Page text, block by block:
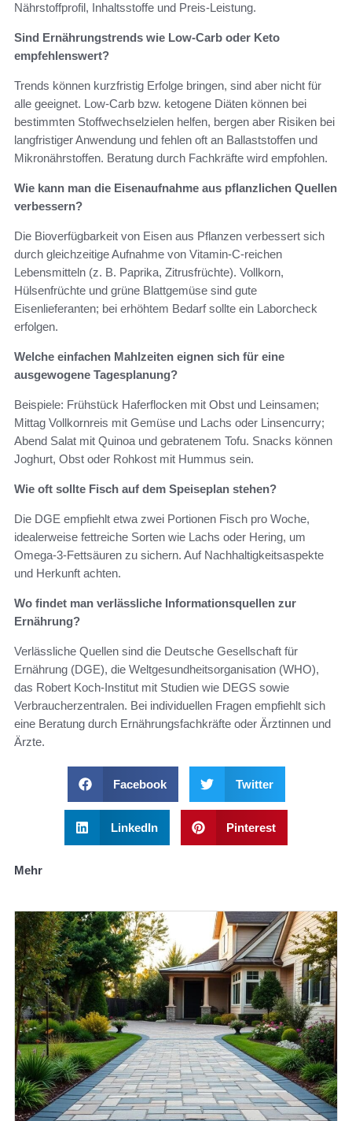
Nährstoffprofil, Inhaltsstoffe und Preis‑Leistung.
Sind Ernährungstrends wie Low‑Carb oder Keto
empfehlenswert?
Trends können kurzfristig Erfolge bringen, sind aber nicht für
alle geeignet. Low‑Carb bzw. ketogene Diäten können bei
bestimmten Stoffwechselzielen helfen, bergen aber Risiken bei
langfristiger Anwendung und fehlen oft an Ballaststoffen und
Mikronährstoffen. Beratung durch Fachkräfte wird empfohlen.
Wie kann man die Eisenaufnahme aus pflanzlichen Quellen
verbessern?
Die Bioverfügbarkeit von Eisen aus Pflanzen verbessert sich
durch gleichzeitige Aufnahme von Vitamin‑C‑reichen
Lebensmitteln (z. B. Paprika, Zitrusfrüchte). Vollkorn,
Hülsenfrüchte und grüne Blattgemüse sind gute
Eisenlieferanten; bei erhöhtem Bedarf sollte ein Laborcheck
erfolgen.
Welche einfachen Mahlzeiten eignen sich für eine
ausgewogene Tagesplanung?
Beispiele: Frühstück Haferflocken mit Obst und Leinsamen;
Mittag Vollkornreis mit Gemüse und Lachs oder Linsencurry;
Abend Salat mit Quinoa und gebratenem Tofu. Snacks können
Joghurt, Obst oder Rohkost mit Hummus sein.
Wie oft sollte Fisch auf dem Speiseplan stehen?
Die DGE empfiehlt etwa zwei Portionen Fisch pro Woche,
idealerweise fettreiche Sorten wie Lachs oder Hering, um
Omega‑3‑Fettsäuren zu sichern. Auf Nachhaltigkeitsaspekte
und Herkunft achten.
Wo findet man verlässliche Informationsquellen zur
Ernährung?
Verlässliche Quellen sind die Deutsche Gesellschaft für
Ernährung (DGE), die Weltgesundheitsorganisation (WHO),
das Robert Koch‑Institut mit Studien wie DEGS sowie
Verbraucherzentralen. Bei individuellen Fragen empfiehlt sich
eine Beratung durch Ernährungsfachkräfte oder Ärztinnen und
Ärzte.
Facebook Twitter
LinkedIn Pinterest
Mehr